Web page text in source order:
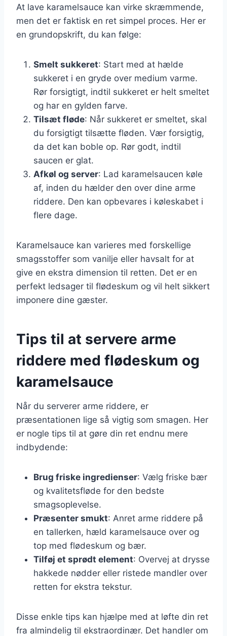
At lave karamelsauce kan virke skræmmende,
men det er faktisk en ret simpel proces. Her er
en grundopskrift, du kan følge:
Smelt sukkeret: Start med at hælde
sukkeret i en gryde over medium varme.
Rør forsigtigt, indtil sukkeret er helt smeltet
og har en gylden farve.
Tilsæt fløde: Når sukkeret er smeltet, skal
du forsigtigt tilsætte fløden. Vær forsigtig,
da det kan boble op. Rør godt, indtil
saucen er glat.
Afkøl og server: Lad karamelsaucen køle
af, inden du hælder den over dine arme
riddere. Den kan opbevares i køleskabet i
flere dage.
Karamelsauce kan varieres med forskellige
smagsstoffer som vanilje eller havsalt for at
give en ekstra dimension til retten. Det er en
perfekt ledsager til flødeskum og vil helt sikkert
imponere dine gæster.
Tips til at servere arme
riddere med flødeskum og
karamelsauce
Når du serverer arme riddere, er
præsentationen lige så vigtig som smagen. Her
er nogle tips til at gøre din ret endnu mere
indbydende:
Brug friske ingredienser: Vælg friske bær
og kvalitetsfløde for den bedste
smagsoplevelse.
Præsenter smukt: Anret arme riddere på
en tallerken, hæld karamelsauce over og
top med flødeskum og bær.
Tilføj et sprødt element: Overvej at drysse
hakkede nødder eller ristede mandler over
retten for ekstra tekstur.
Disse enkle tips kan hjælpe med at løfte din ret
fra almindelig til ekstraordinær. Det handler om